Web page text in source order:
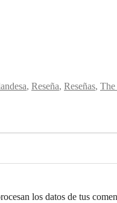
, Reseña, Reseñas,
los datos de tus